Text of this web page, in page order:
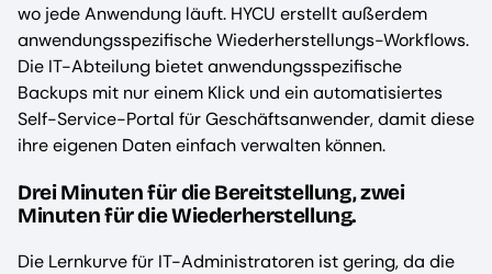
wo jede Anwendung läuft. HYCU erstellt außerdem
anwendungsspezifische Wiederherstellungs-Workflows.
Die IT-Abteilung bietet anwendungsspezifische
Backups mit nur einem Klick und ein automatisiertes
Self-Service-Portal für Geschäftsanwender, damit diese
ihre eigenen Daten einfach verwalten können.
Drei Minuten für die Bereitstellung, zwei
Minuten für die Wiederherstellung.
Die Lernkurve für IT-Administratoren ist gering, da die